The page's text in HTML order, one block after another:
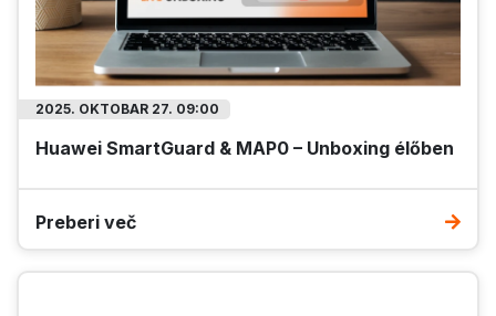
2025. OKTOBAR 27. 09:00
Huawei SmartGuard & MAP0 – Unboxing élőben
Preberi več